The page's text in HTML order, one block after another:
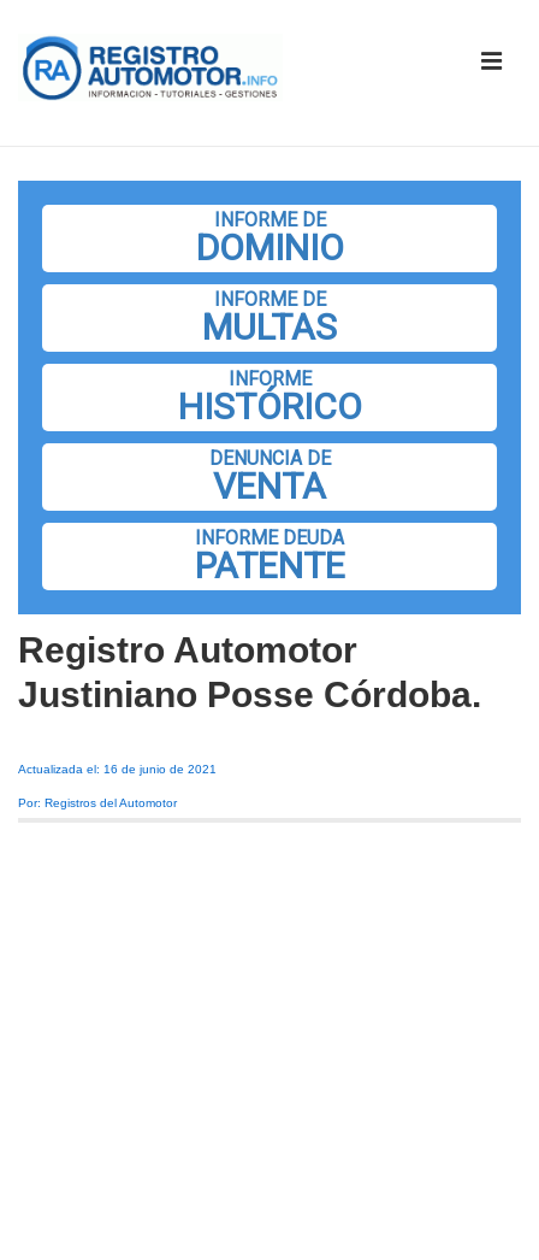
Saltar
principal
INFORME DE
DOMINIO
INFORME DE
MULTAS
INFORME
HISTÓRICO
DENUNCIA DE
VENTA
INFORME DEUDA
PATENTE
Registro Automotor
Justiniano Posse Córdoba.
Actualizada el: 16 de junio de 2021
Por: Registros del Automotor